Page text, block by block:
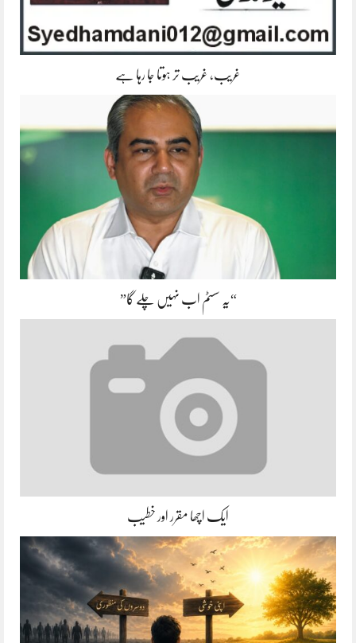
غریب، غریب تر ہوتا جا رہا ہے
“یہ سسٹم اب نہیں چلے گا”
ایک اچھا مقرر اور خطیب